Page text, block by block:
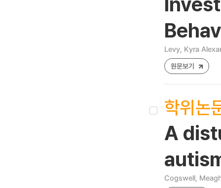
Levy, Kyra
원문보기
학위논
A
Cogswell,